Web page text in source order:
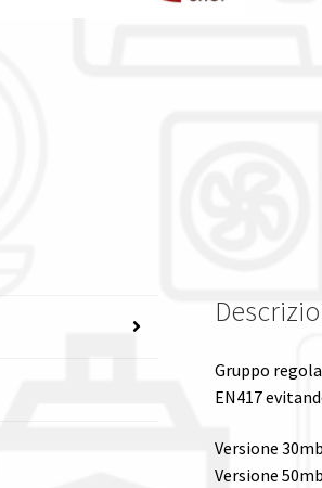
Gruppo
EN417
Versione
Versione